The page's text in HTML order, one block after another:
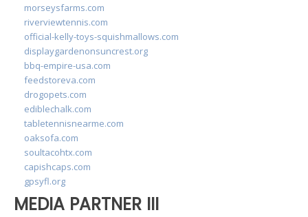
morseysfarms.com
riverviewtennis.com
official-kelly-toys-squishmallows.com
displaygardenonsuncrest.org
bbq-empire-usa.com
feedstoreva.com
drogopets.com
ediblechalk.com
tabletennisnearme.com
oaksofa.com
soultacohtx.com
capishcaps.com
gpsyfl.org
MEDIA PARTNER III